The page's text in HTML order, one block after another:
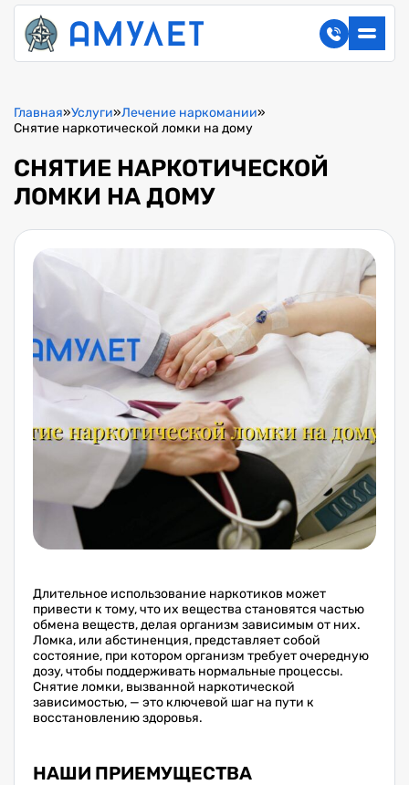
Главная»Услуги»Лечение наркомании»
Снятие наркотической ломки на дому
СНЯТИЕ НАРКОТИЧЕСКОЙ
ЛОМКИ НА ДОМУ
Длительное использование наркотиков может
привести к тому, что их вещества становятся частью
обмена веществ, делая организм зависимым от них.
Ломка, или абстиненция, представляет собой
состояние, при котором организм требует очередную
дозу, чтобы поддерживать нормальные процессы.
Снятие ломки, вызванной наркотической
зависимостью, — это ключевой шаг на пути к
восстановлению здоровья.
НАШИ ПРИЕМУЩЕСТВА